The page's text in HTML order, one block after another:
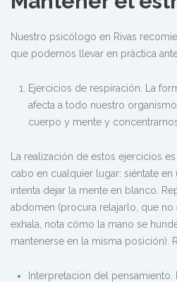
Nuestro psicólogo en Rivas
que podemos llevar en práctica
Ejercicios de respiración. La
afecta a todo nuestro
cuerpo y mente y
La realización de estos ejercicios
cabo en cualquier lugar: siéntate
intenta dejar la mente en blanco.
abdomen (procura relajarlo, que no
exhala, nota cómo la mano se
mantenerse en la misma posición).
Interpretación del pensamiento.